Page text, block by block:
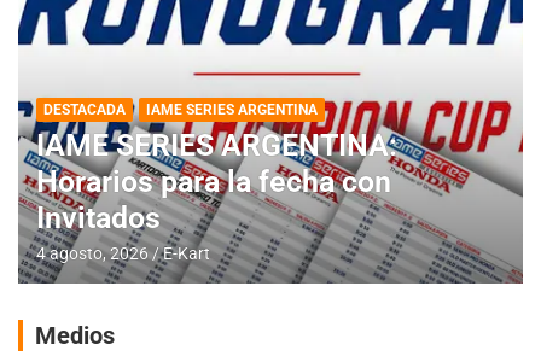
DESTACADA IAME SERIES ARGENTINA
IAME SERIES ARGENTINA:
Horarios para la fecha con
Invitados
4 agosto, 2026 E-Kart
Medios